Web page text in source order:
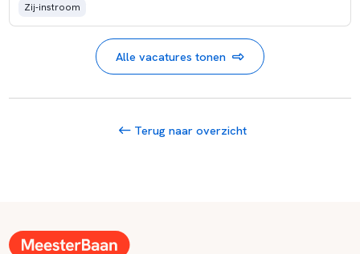
Zij-instroom
Alle vacatures tonen
Terug naar overzicht